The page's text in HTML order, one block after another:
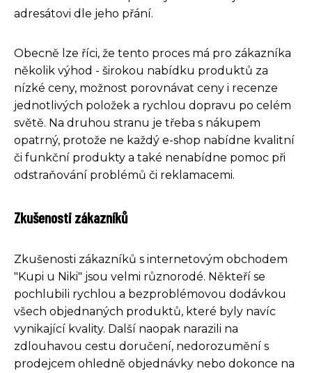
adresátovi dle jeho přání.
Obecně lze říci, že tento proces má pro zákazníka
několik výhod - širokou nabídku produktů za
nízké ceny, možnost porovnávat ceny i recenze
jednotlivých položek a rychlou dopravu po celém
světě. Na druhou stranu je třeba s nákupem
opatrný, protože ne každý e-shop nabídne kvalitní
či funkční produkty a také nenabídne pomoc při
odstraňování problémů či reklamacemi.
Zkušenosti zákazníků
Zkušenosti zákazníků s internetovým obchodem
"Kupi u Niki" jsou velmi různorodé. Někteří se
pochlubili rychlou a bezproblémovou dodávkou
všech objednaných produktů, které byly navíc
vynikající kvality. Další naopak narazili na
zdlouhavou cestu doručení, nedorozumění s
prodejcem ohledně objednávky nebo dokonce na